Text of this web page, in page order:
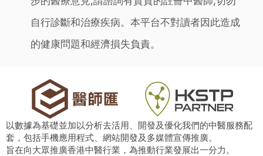
自行診斷和治療疾病。本平台不對讀者因此造成
的健康問題和經濟損失負責。
以數據為基礎並加以分析去活用、開發及優化我們的中醫服務配
套，包括手機應用程式、網站開發及多媒體宣傳推廣。
旨在向大眾推廣香港中醫行業，為推動行業發展出一分力。